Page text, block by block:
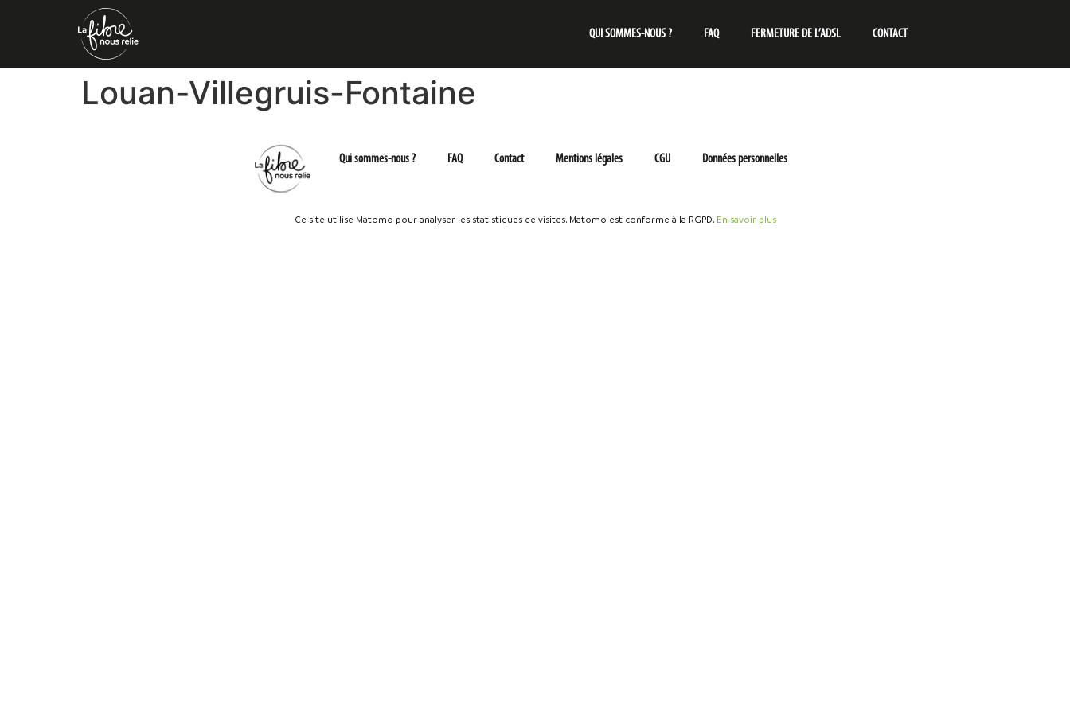
QUI SOMMES-NOUS ? FAQ FERMETURE DE L’ADSL CONTACT
Louan-Villegruis-Fontaine
Qui sommes-nous ? FAQ Contact Mentions légales CGU Données personnelles
Ce site utilise Matomo pour analyser les statistiques de visites. Matomo est conforme à la RGPD. En savoir plus